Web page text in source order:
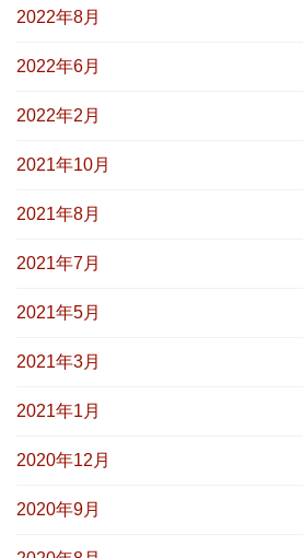
2022年8月
2022年6月
2022年2月
2021年10月
2021年8月
2021年7月
2021年5月
2021年3月
2021年1月
2020年12月
2020年9月